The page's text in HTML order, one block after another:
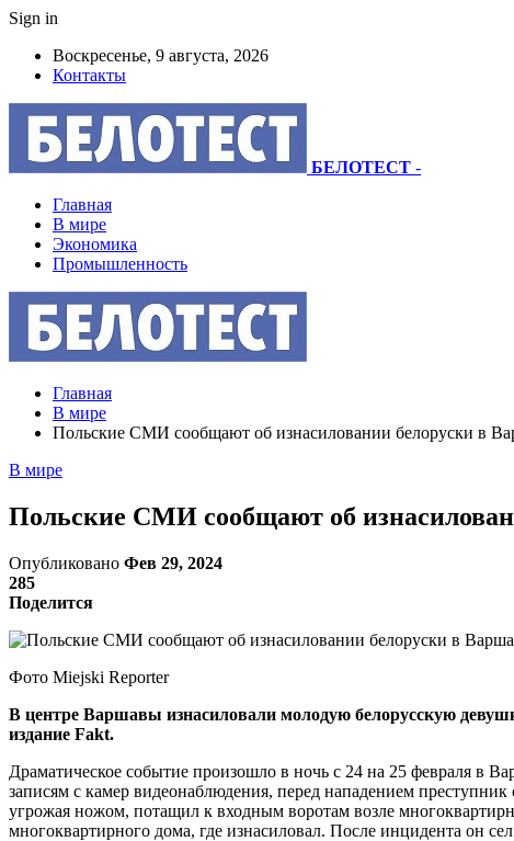
Sign in
Воскресенье, 9 августа, 2026
Контакты
БЕЛОТЕСТ -
Главная
В мире
Экономика
Промышленность
Главная
В мире
Польские СМИ сообщают об изнасиловании белоруски в
В мире
Польские СМИ сообщают об
Опубликовано Фев 29, 2024
285
Поделится
Фото Miejski Reporter
В центре Варшавы изнасиловали молодую белорусскую
издание Fakt.
Драматическое событие произошло в ночь с 24 на 25 февраля в
записям с камер видеонаблюдения, перед нападением
угрожая ножом, потащил к входным воротам возле
многоквартирного дома, где изнасиловал. После инцидента он